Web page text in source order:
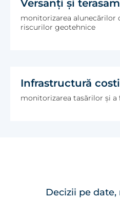
Versanți și
monitorizarea alunecărilor
riscurilor geotehnice
Infrastructură
monitorizarea tasărilor și
Decizii pe date,